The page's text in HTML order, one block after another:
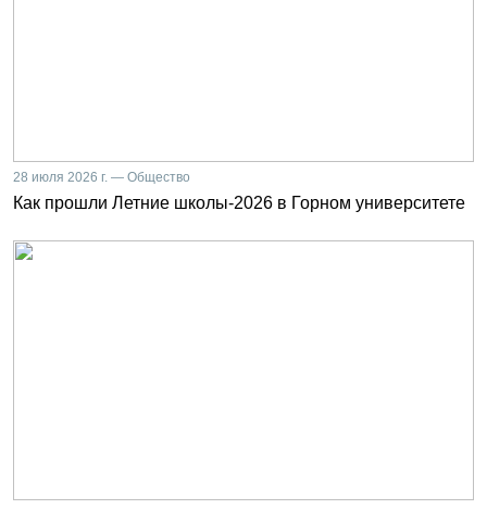
28 июля 2026 г. — Общество
Как прошли Летние школы-2026 в Горном университете